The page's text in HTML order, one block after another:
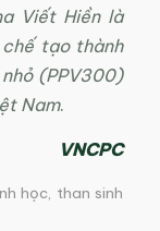
Viết Hiền là
tạo thành
(PPV300)
Nam.
VNCPC
học, than sinh